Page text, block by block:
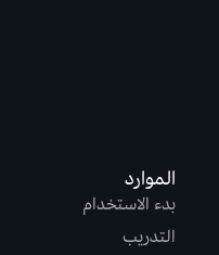
الموارد
بدء الاستخدام
التدريب